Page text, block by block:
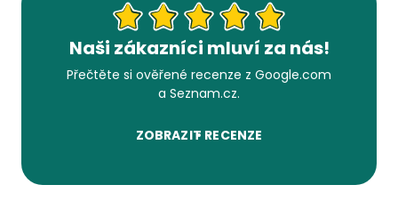
Naši zákazníci mluví za nás!
Přečtěte si ověřené recenze z Google.com
a Seznam.cz.
ZOBRAZIT RECENZE